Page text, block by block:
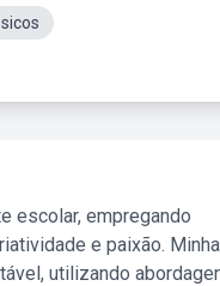
escolar, empregando
e paixão. Minha
utilizando